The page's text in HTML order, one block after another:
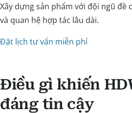
Xây dựng sản phẩm với đội ngũ đề
và quan hệ hợp tác lâu dài.
Đặt lịch tư vấn miễn phí
Điều gì khiến
đáng tin cậy